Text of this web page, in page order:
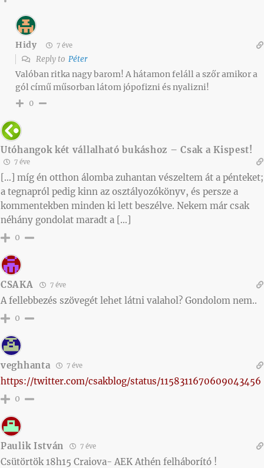
Hidy 7 éve
Reply to Péter
Valóban ritka nagy barom! A hátamon feláll a szőr amikor a
gól című műsorban látom jópofizni és nyalizni!
0
Utóhangok két vállalható bukáshoz – Csak a Kispest!
7 éve
[…] míg én otthon álomba zuhantan vészeltem át a pénteket;
a tegnapról pedig kinn az osztályozókönyv, és persze a
kommentekben minden ki lett beszélve. Nekem már csak
néhány gondolat maradt a […]
0
CSAKA 7 éve
A fellebbezés szövegét lehet látni valahol? Gondolom nem..
0
veghhanta 7 éve
https://twitter.com/csakblog/status/1158311670609043456
0
Paulik István 7 éve
Csütörtök 18h15 Craiova- AEK Athén felháborító !